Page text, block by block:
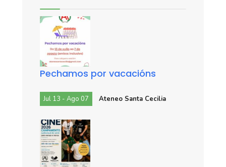
Pechamos por vacacións
Jul 13 - Ago 07 Ateneo Santa Cecilia